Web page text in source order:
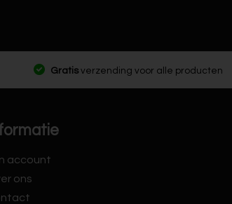
Gratis verzending voor alle producten
account
ons